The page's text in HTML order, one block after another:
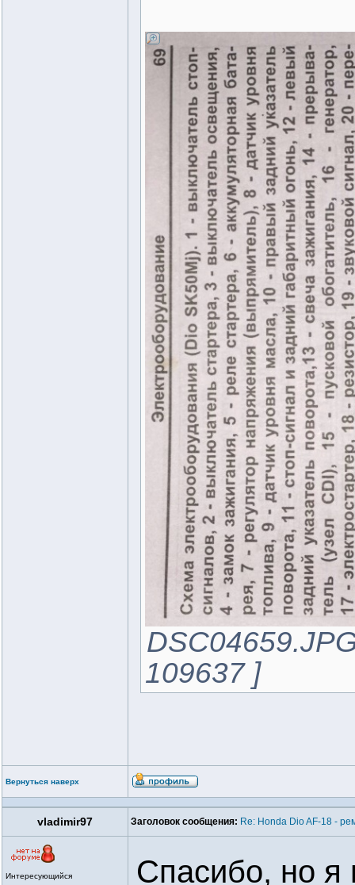
109637 ]
Вернуться наверх
vladimir97 Заголовок сообщения: Re: Honda Dio AF-18 -
Интересующийся Спасибо, но я